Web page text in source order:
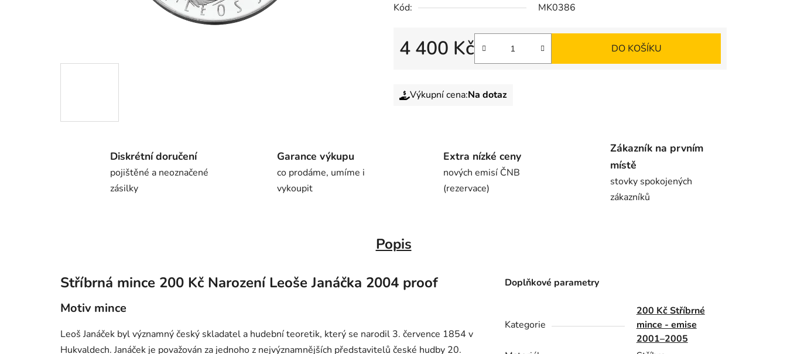
Kód:
MK0386
4 400 Kč DO KOŠÍKU
Výkupní cena:Na dotaz
Diskrétní doručení
pojištěné a neoznačené
zásilky
Garance výkupu
co prodáme, umíme i
vykoupit
Extra nízké ceny
nových emisí ČNB
(rezervace)
Zákazník na prvním
místě
stovky spokojených
zákazníků
Popis
Stříbrná mince 200 Kč Narození Leoše Janáčka 2004 proof
Motiv mince
Leoš Janáček byl významný český skladatel a hudební teoretik, který se narodil 3. července 1854 v
Hukvaldech. Janáček je považován za jednoho z nejvýznamnějších představitelů české hudby 20.
Doplňkové parametry
Kategorie
200 Kč Stříbrné
mince - emise
2001–2005